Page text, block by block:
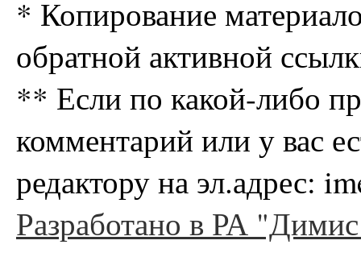
* Копирование
обратной активной
** Если по какой-либо
комментарий или у вас
редактору на эл.адрес:
Разработано в РА